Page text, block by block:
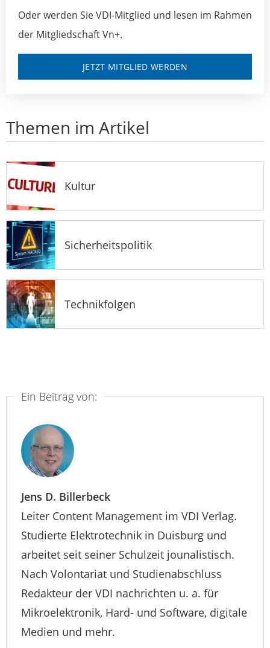
Oder werden Sie VDI-Mitglied und lesen im Rahmen
der Mitgliedschaft Vn+.
JETZT MITGLIED WERDEN
Themen im Artikel
Kultur
Sicherheitspolitik
Technikfolgen
Ein Beitrag von:
Jens D. Billerbeck
Leiter Content Management im VDI Verlag.
Studierte Elektrotechnik in Duisburg und
arbeitet seit seiner Schulzeit jounalistisch.
Nach Volontariat und Studienabschluss
Redakteur der VDI nachrichten u. a. für
Mikroelektronik, Hard- und Software, digitale
Medien und mehr.